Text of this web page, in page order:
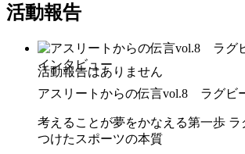
活動報告
インタビュー
アスリートからの伝言vol.8 ラグビ
考えることが夢をかなえる第一歩
つけたスポーツの本質